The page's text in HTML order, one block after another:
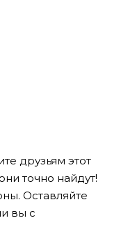
друзьям этот
точно найдут!
Оставляйте
вы с